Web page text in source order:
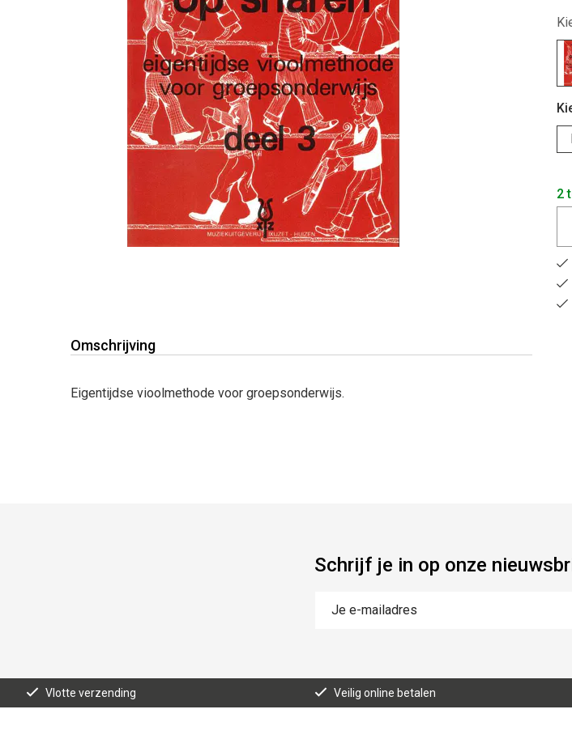
2
Omschrijving
Eigentijdse vioolmethode voor groepsonderwijs.
Schrijf je in op onze
Vlotte verzending Veilig online betalen